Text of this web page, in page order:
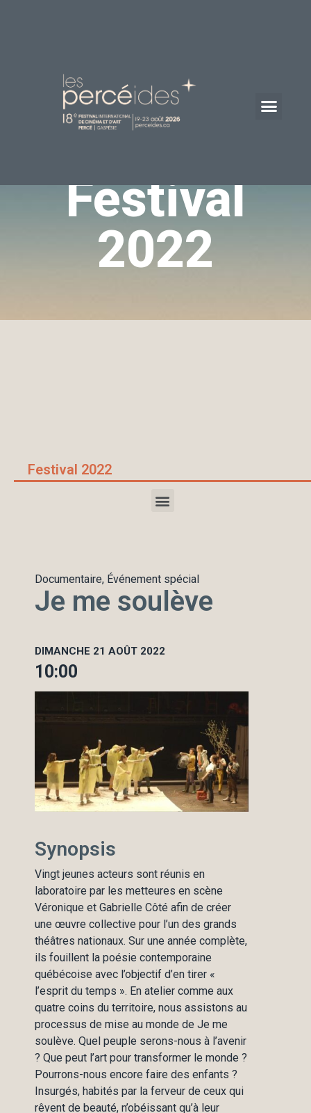
Festival
2022
Festival 2022
Documentaire, Événement spécial
Je me soulève
DIMANCHE 21 AOÛT 2022
10:00
Synopsis
Vingt jeunes acteurs sont réunis en
laboratoire par les metteures en scène
Véronique et Gabrielle Côté afin de créer
une œuvre collective pour l’un des grands
théâtres nationaux. Sur une année complète,
ils fouillent la poésie contemporaine
québécoise avec l’objectif d’en tirer «
l’esprit du temps ». En atelier comme aux
quatre coins du territoire, nous assistons au
processus de mise au monde de Je me
soulève. Quel peuple serons-nous à l’avenir
? Que peut l’art pour transformer le monde ?
Pourrons-nous encore faire des enfants ?
Insurgés, habités par la ferveur de ceux qui
rêvent de beauté, n’obéissant qu’à leur